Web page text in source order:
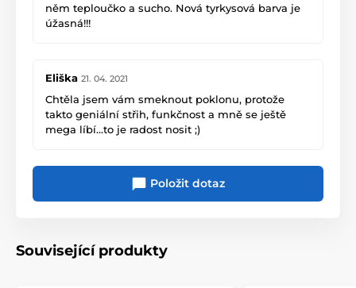
něm teploučko a sucho. Nová tyrkysová barva je
úžasná!!!
Eliška 21. 04. 2021
Chtěla jsem vám smeknout poklonu, protože
takto geniální střih, funkčnost a mně se ještě
mega líbí...to je radost nosit ;)
Položit dotaz
Související produkty